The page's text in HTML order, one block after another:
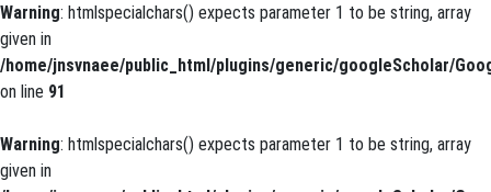
Warning: htmlspecialchars() expects parameter 1 to be string, array
given in
/home/jnsvnaee/public_html/plugins/generic/googleScholar/
on line 91
Warning: htmlspecialchars() expects parameter 1 to be string, array
given in